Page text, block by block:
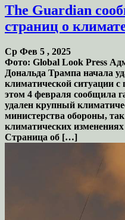
The Guardian
страниц о
Ср Фев 5 , 2025
Фото: Global Look Press
Дональда Трампа начала
климатической ситуации с
этом 4 февраля сообщила
удален крупный
министерства обороны,
климатических
Страница об […]